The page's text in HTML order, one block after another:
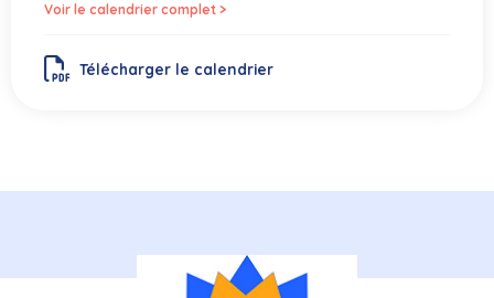
Voir le calendrier complet >
Télécharger le calendrier